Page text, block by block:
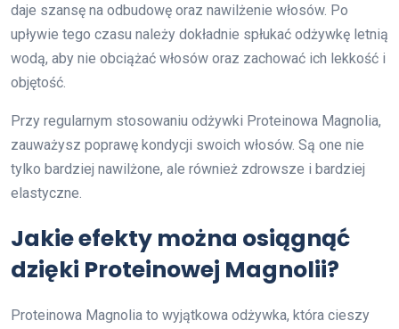
daje szansę na odbudowę oraz nawilżenie włosów. Po
upływie tego czasu należy dokładnie spłukać odżywkę letnią
wodą, aby nie obciążać włosów oraz zachować ich lekkość i
objętość.
Przy regularnym stosowaniu odżywki Proteinowa Magnolia,
zauważysz poprawę kondycji swoich włosów. Są one nie
tylko bardziej nawilżone, ale również zdrowsze i bardziej
elastyczne.
Jakie efekty można osiągnąć
dzięki Proteinowej Magnolii?
Proteinowa Magnolia to wyjątkowa odżywka, która cieszy